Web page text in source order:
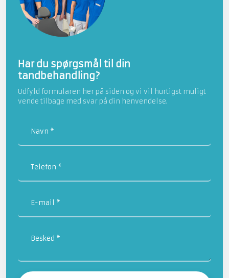
​Har du spørgsmål til din
tandbehandling?
Udfyld formularen her på siden og vi vil hurtigst muligt
vende tilbage med svar på din henvendelse.